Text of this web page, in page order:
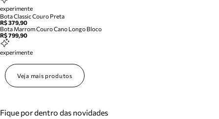
experimente
Bota Classic Couro Preta
R$ 379,90
Bota Marrom Couro Cano Longo Bloco
R$ 799,90
experimente
Veja mais produtos
Fique por dentro das novidades